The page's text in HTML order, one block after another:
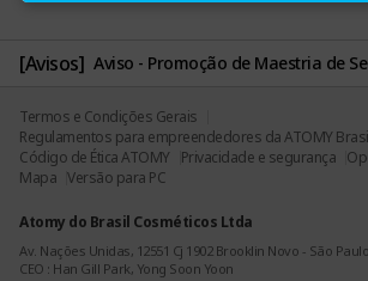
[Avisos]
Termos e Condições Gerais
Regulamentos para empreendedores da ATOMY
Código de Ética ATOMY
Privacidade e segurança
Mapa Versão para PC
Atomy do Brasil Cosméticos Ltda
Av. Nações Unidas, 12551 Cj 1902 Brooklin Novo - São
CEO : Han Gill Park, Yong Soon Yoon